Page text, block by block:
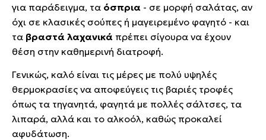
για παράδειγμα, τα όσπρια - σε μορφή σαλάτας, αν
όχι σε κλασικές σούπες ή μαγειρεμένο φαγητό - και
τα βραστά λαχανικά πρέπει σίγουρα να έχουν
θέση στην καθημερινή διατροφή.
Γενικώς, καλό είναι τις μέρες με πολύ υψηλές
θερμοκρασίες να αποφεύγεις τις βαριές τροφές
όπως τα τηγανητά, φαγητά με πολλές σάλτσες, τα
λιπαρά, αλλά και το αλκοόλ, καθώς προκαλεί
αφυδάτωση.